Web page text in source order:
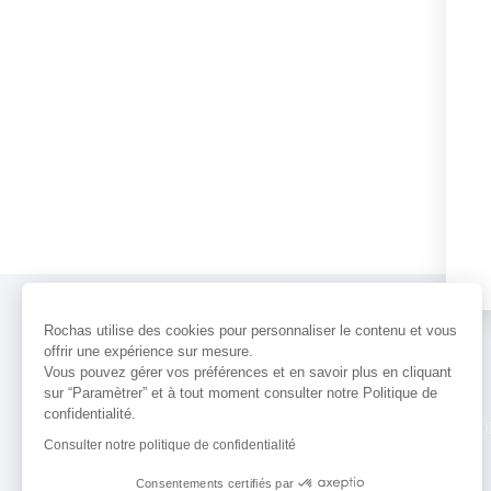
Rochas utilise des cookies pour personnaliser le contenu et vous
offrir une expérience sur mesure.
Vous pouvez gérer vos préférences et en savoir plus en cliquant
sur “Paramètrer” et à tout moment consulter notre Politique de
confidentialité.
Consulter notre politique de confidentialité
Consentements certifiés par